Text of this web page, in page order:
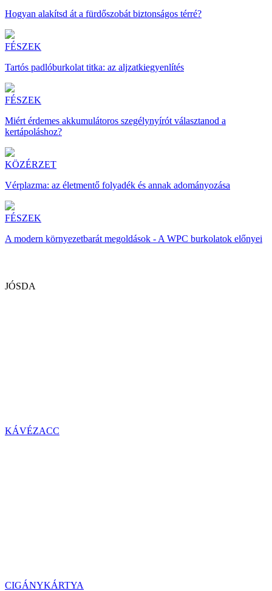
Hogyan alakítsd át a fürdőszobát biztonságos térré?
FÉSZEK
Tartós padlóburkolat titka: az aljzatkiegyenlítés
FÉSZEK
Miért érdemes akkumulátoros szegélynyírót választanod a
kertápoláshoz?
KÖZÉRZET
Vérplazma: az életmentő folyadék és annak adományozása
FÉSZEK
A modern környezetbarát megoldások - A WPC burkolatok előnyei
JÓSDA
KÁVÉZACC
CIGÁNYKÁRTYA